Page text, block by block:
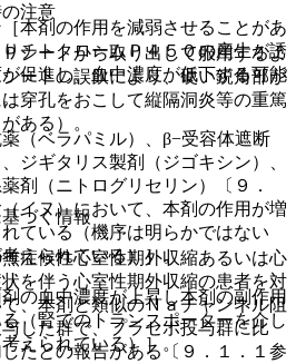
注意
シートから取り出して服用するよ
ートの誤飲により、硬い鋭角部が
穿孔をおこして縦隔洞炎等の重篤
ある）。
づく情報
症候性心室性期外収縮あるいは心
を伴う心室性期外収縮の患者を対
、本剤と類似のＮａチャンネル阻
した群で、プラセボ投与群に比
たとの報告がある〔９．１．１参
本剤の作用を減弱させることがあ
チトクロームＰ４５０の産生が誘
促進し、血中濃度が低下する可能
（ベラパミル）、β−受容体遮断
ジギタリス製剤（ジゴキシン）、
剤（ニトログリセリン）〔９．
イヌ）において、本剤の作用が増
ている（機序は明らかではない
えられている）］。
の血中濃度が上昇し本剤の副作用
（腎でのトランスポーターを介し
えられている）］。